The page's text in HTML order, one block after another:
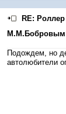
RE:
М.М.Бобровым
Подождем, но
автолюбители